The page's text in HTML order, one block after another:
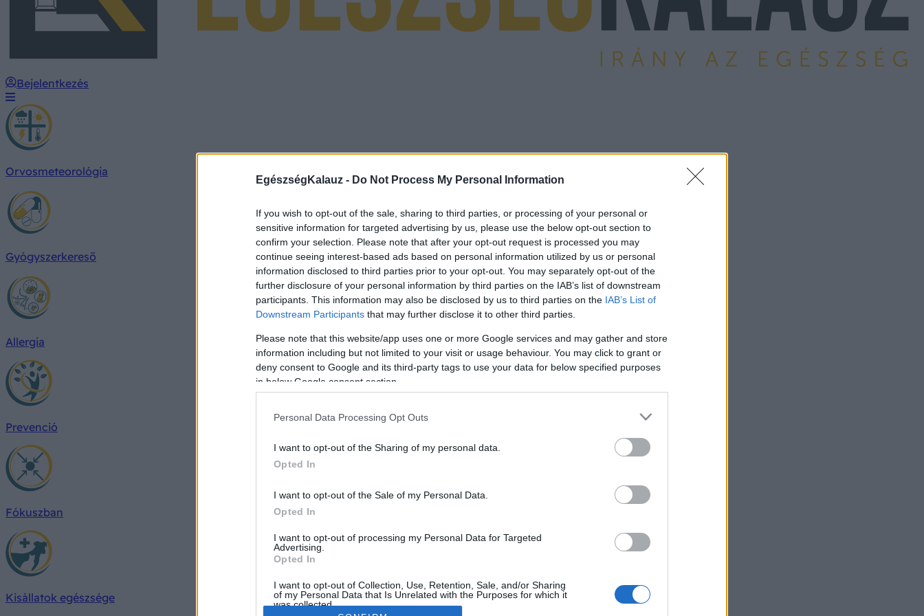
EgészségKalauz - Do Not Process My Personal Information
If you wish to opt-out of the sale, sharing to third parties, or processing of your personal or
sensitive information for targeted advertising by us, please use the below opt-out section to
confirm your selection. Please note that after your opt-out request is processed you may
continue seeing interest-based ads based on personal information utilized by us or personal
information disclosed to third parties prior to your opt-out. You may separately opt-out of the
further disclosure of your personal information by third parties on the IAB’s list of downstream
participants. This information may also be disclosed by us to third parties on the IAB’s List of
Downstream Participants that may further disclose it to other third parties.
Please note that this website/app uses one or more Google services and may gather and store
information including but not limited to your visit or usage behaviour. You may click to grant or
deny consent to Google and its third-party tags to use your data for below specified purposes
in below Google consent section.
Personal Data Processing Opt Outs
I want to opt-out of the Sharing of my personal data.
Opted In
I want to opt-out of the Sale of my Personal Data.
Opted In
I want to opt-out of processing my Personal Data for Targeted
Advertising.
Opted In
I want to opt-out of Collection, Use, Retention, Sale, and/or Sharing
of my Personal Data that Is Unrelated with the Purposes for which it
was collected.
Bejelentkezés
Orvosmeteorológia
Gyógyszerkereső
Allergia
Prevenció
Fókuszban
Kisállatok egészsége